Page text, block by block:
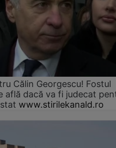
Călin Georgescu! Fostul
află dacă va fi judecat
www.stirilekanald.ro